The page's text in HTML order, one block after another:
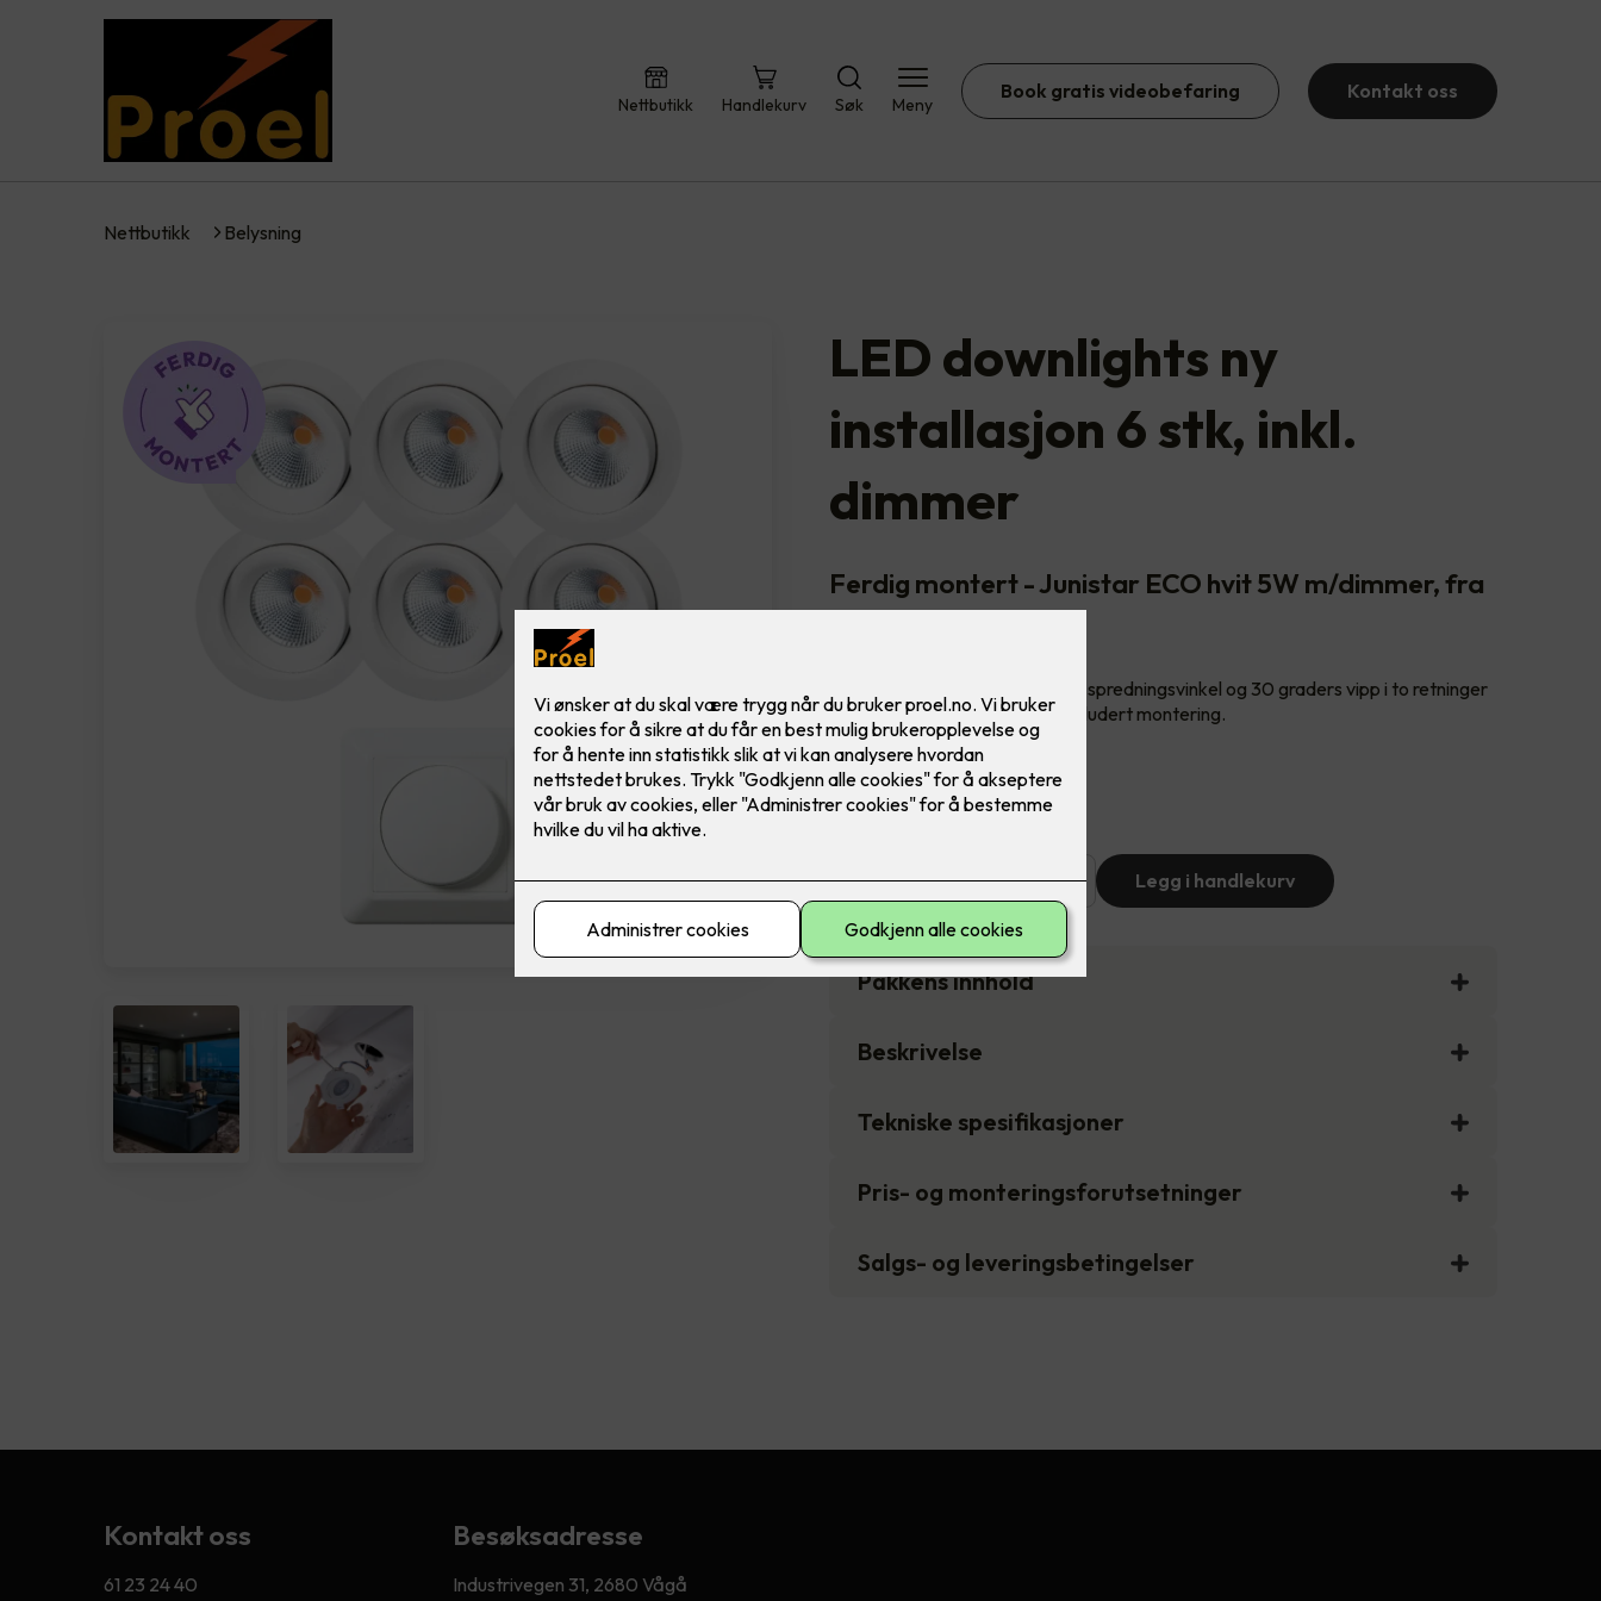
Nettbutikk Handlekurv Søk Meny
Book gratis videobefaring Kontakt oss
Nettbutikk Belysning
LED downlights ny
installasjon 6 stk, inkl.
dimmer
Ferdig montert - Junistar ECO hvit 5W m/dimmer, fra
SG Armaturen.
Flott downlight med 42 graders spredningsvinkel og 30 graders vipp i to retninger
til innendørs bruk. Dimmbar. Inkludert montering.
10,150,-
Antall - + Legg i handlekurv
Pakkens innhold
Beskrivelse
Tekniske spesifikasjoner
Pris- og monteringsforutsetninger
Salgs- og leveringsbetingelser
Kontakt oss
61 23 24 40
Besøksadresse
Industrivegen 31, 2680 Vågå